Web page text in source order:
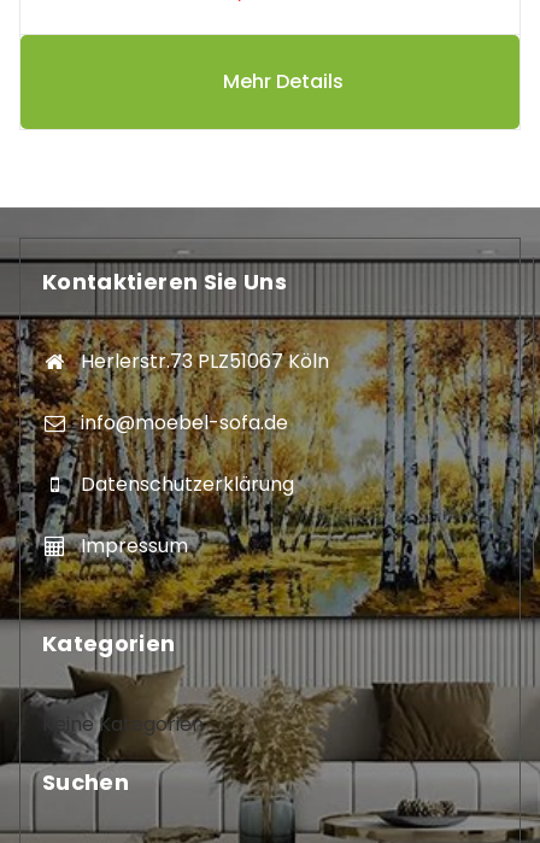
Mehr Details
Kontaktieren Sie Uns
Herlerstr.73 PLZ51067 Köln
info@moebel-sofa.de
Datenschutzerklärung
Impressum
Kategorien
Keine Kategorien
Suchen